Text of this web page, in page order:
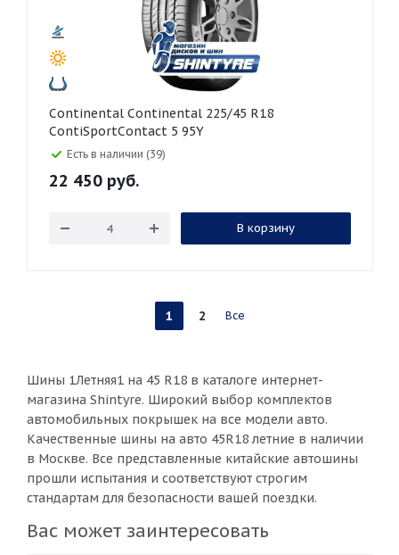
Continental Continental 225/45 R18
ContiSportContact 5 95Y
Есть в наличии (39)
22 450 руб.
В корзину
1 2 Все
Шины 1Летняя1 на 45 R18 в каталоге интернет-
магазина Shintyre. Широкий выбор комплектов
автомобильных покрышек на все модели авто.
Качественные шины на авто 45R18 летние в наличии
в Москве. Все представленные китайские автошины
прошли испытания и соответствуют строгим
стандартам для безопасности вашей поездки.
Вас может заинтересовать